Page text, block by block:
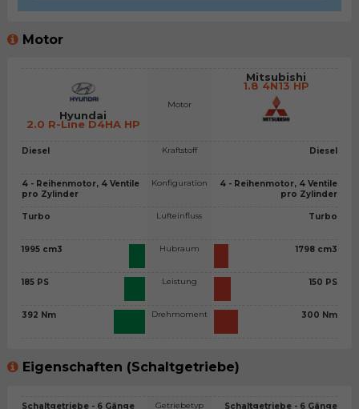
Motor
Hyundai
2.0 R-Line D4HA HP
Diesel
4 - Reihenmotor, 4 Ventile
pro Zylinder
Turbo
1995 cm3
185 PS
392 Nm
Motor
Kraftstoff
Konfiguration
Lufteinfluss
Hubraum
Leistung
Drehmoment
Mitsubishi
1.8 4N13 HP
Diesel
4 - Reihenmotor, 4 Ventile
pro Zylinder
Turbo
1798 cm3
150 PS
300 Nm
Eigenschaften (Schaltgetriebe)
Schaltgetriebe - 6 Gänge Getriebetyp Schaltgetriebe - 6 Gänge